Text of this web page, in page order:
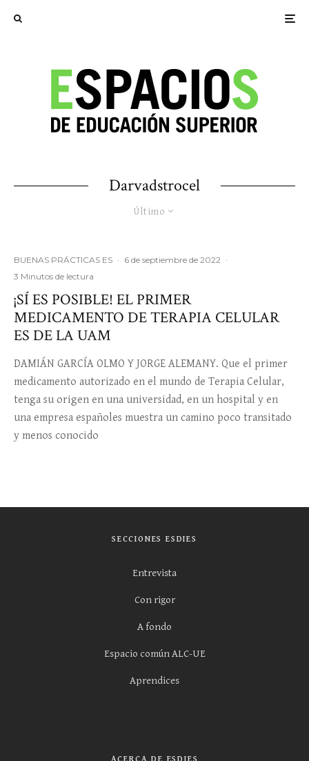
Darvadstrocel
Último
BUENAS PRÁCTICAS ES · 6 de septiembre de 2022 ·
3 Minutos de lectura
¡SÍ ES POSIBLE! EL PRIMER
MEDICAMENTO DE TERAPIA CELULAR
ES DE LA UAM
DAMIÁN GARCÍA OLMO Y JORGE ALEMANY. Que el primer
medicamento autorizado en el mundo de Terapia Celular,
tenga su origen en una universidad, en un hospital y en
una empresa españoles muestra un camino poco transitado
y menos conocido
SECCIONES ESDIES
Entrevista
Con rigor
A fondo
Espacio común ALC-UE
Aprendices